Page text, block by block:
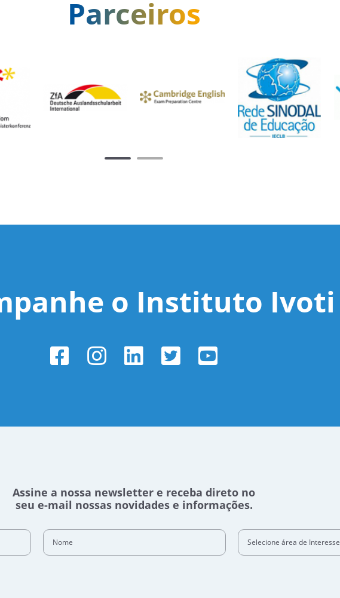
Parceiros
o Instituto Ivoti
Assine a nossa newsletter e receba direto no
seu e-mail nossas novidades e informações.
Nome
Selecione área de Interesse